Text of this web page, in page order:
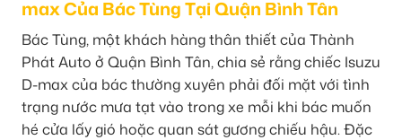
max Của Bác Tùng Tại Quận Bình Tân
Bác Tùng, một khách hàng thân thiết của Thành
Phát Auto ở Quận Bình Tân, chia sẻ rằng chiếc Isuzu
D-max của bác thường xuyên phải đối mặt với tình
trạng nước mưa tạt vào trong xe mỗi khi bác muốn
hé cửa lấy gió hoặc quan sát gương chiếu hậu. Đặc